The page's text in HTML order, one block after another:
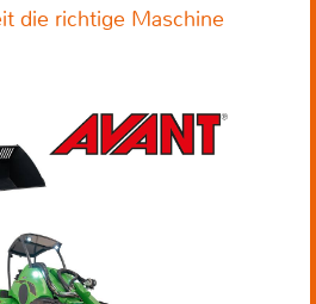
die richtige Maschine